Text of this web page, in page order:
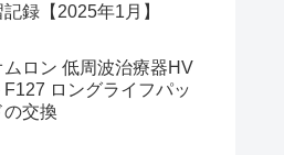
記録【2025年1月】
ムロン 低周波治療器HV
F127 ロングライフパッ
の交換